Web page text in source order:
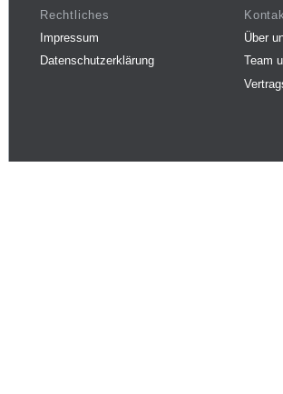
Rechtliches
Impressum
Datenschutzerklärung
Über
Team